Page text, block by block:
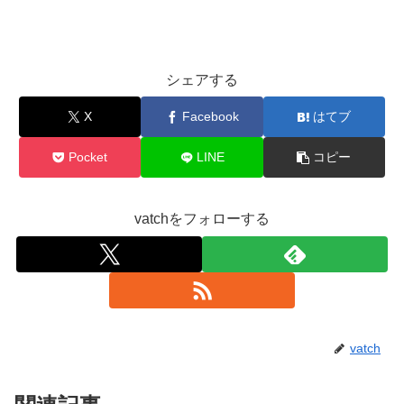
シェアする
X Facebook はてブ
Pocket LINE コピー
vatchをフォローする
vatch